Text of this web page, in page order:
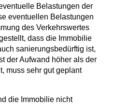
Belastungen der
eventuellen Belastungen
des Verkehrswertes
dass die Immobilie
sanierungsbedürftig ist,
der Aufwand höher als der
muss sehr gut geplant
die Immobilie nicht